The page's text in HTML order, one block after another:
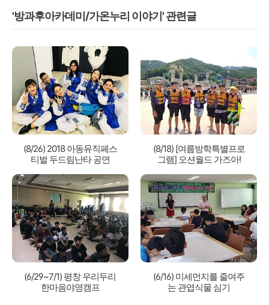
'방과후아카데미/가온누리 이야기' 관련글
(8/26) 2018 아동뮤직페스
티벌 두드림난타 공연
(8/18) [여름방학특별프로
그램] 오션월드 가즈아!
(6/29~7/1) 평창 우리두리
한마음야영캠프
(6/16) 미세먼지를 줄여주
는 관엽식물 심기